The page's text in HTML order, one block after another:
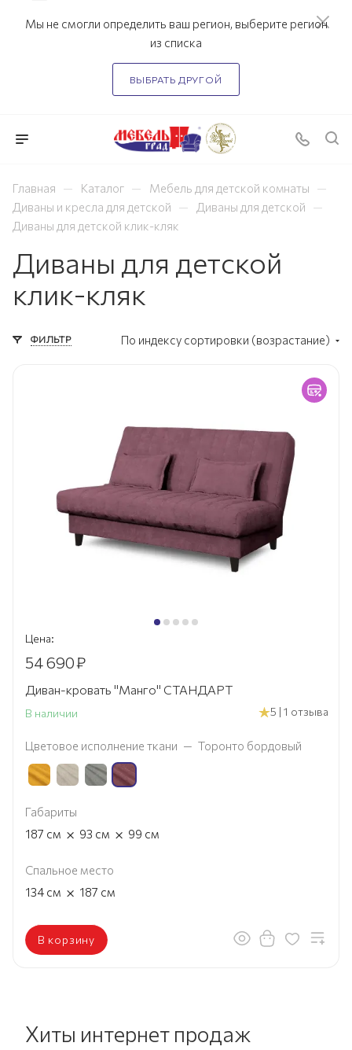
Мы не смогли определить ваш регион, выберите регион
из списка
ВЫБРАТЬ ДРУГОЙ
Главная — Каталог — Мебель для детской комнаты —
Диваны и кресла для детской — Диваны для детской —
Диваны для детской клик-кляк
Диваны для детской
клик-кляк
ФИЛЬТР По индексу сортировки (возрастание)
Цена:
54 690₽
Диван-кровать "Манго" СТАНДАРТ
В наличии 5 | 1 отзыва
Цветовое исполнение ткани — Торонто бордовый
Габариты
187 см × 93 см × 99 см
Спальное место
134 см × 187 см
В корзину
Хиты интернет продаж